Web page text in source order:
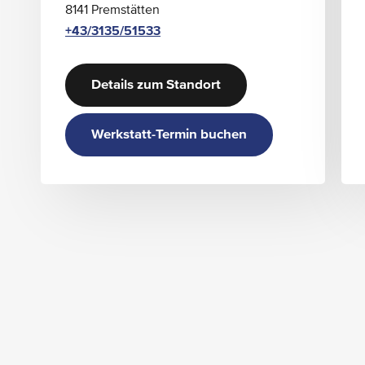
8141 Premstätten
+43/3135/51533
Details zum Standort
Werkstatt-Termin buchen